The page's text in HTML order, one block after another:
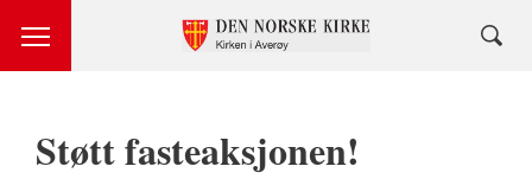
Støtt fasteaksjonen!